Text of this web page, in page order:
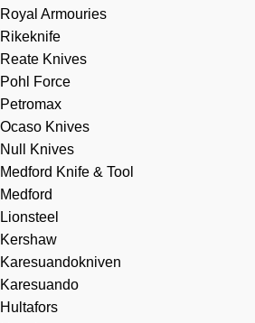
Royal Armouries
Rikeknife
Reate Knives
Pohl Force
Petromax
Ocaso Knives
Null Knives
Medford Knife & Tool
Medford
Lionsteel
Kershaw
Karesuandokniven
Karesuando
Hultafors